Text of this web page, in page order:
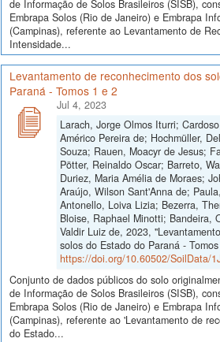
de Informação de Solos Brasileiros (SISB),
Embrapa Solos (Rio de Janeiro) e Embrapa
(Campinas), referente ao Levantamento de
Intensidade...
Levantamento de reconhecimento dos
Paraná - Tomos 1 e 2
Jul 4, 2023
Larach, Jorge Olmos Iturri;
Américo Pereira de; Hochmüller,
Souza; Rauen, Moacyr de Jesus;
Pötter, Reinaldo Oscar; Barreto,
Duriez, Maria Amélia de Moraes;
Araújo, Wilson Sant'Anna de;
Antonello, Loiva Lizia; Bezerra,
Bloise, Raphael Minotti; Bandeira,
Valdir Luiz de, 2023,
solos do Estado do Paraná -
https://doi.org/10.60502/SoilData/
Conjunto de dados públicos do solo
de Informação de Solos Brasileiros (SISB),
Embrapa Solos (Rio de Janeiro) e Embrapa
(Campinas), referente ao 'Levantamento de
do Estado...